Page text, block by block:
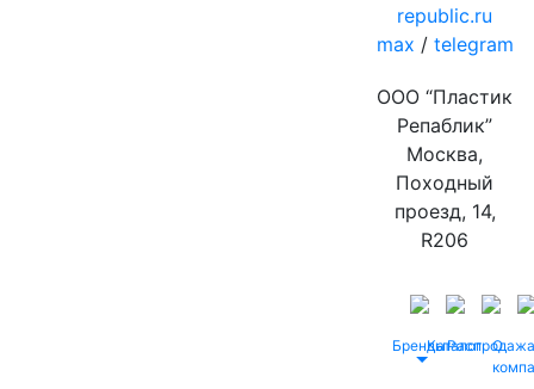
republic.ru
max / telegram
ООО “Пластик
Репаблик”
Москва,
Походный
проезд, 14,
R206
БрендыКаталог
Распродажа
О